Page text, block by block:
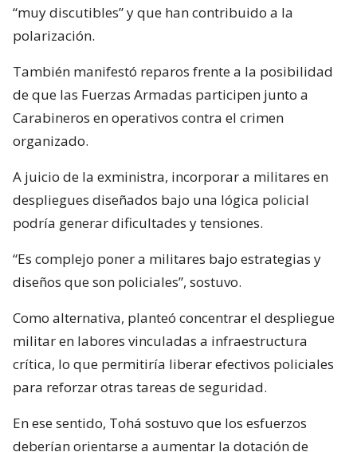
“muy discutibles” y que han contribuido a la
polarización.
También manifestó reparos frente a la posibilidad
de que las Fuerzas Armadas participen junto a
Carabineros en operativos contra el crimen
organizado.
A juicio de la exministra, incorporar a militares en
despliegues diseñados bajo una lógica policial
podría generar dificultades y tensiones.
“Es complejo poner a militares bajo estrategias y
diseños que son policiales”, sostuvo.
Como alternativa, planteó concentrar el despliegue
militar en labores vinculadas a infraestructura
crítica, lo que permitiría liberar efectivos policiales
para reforzar otras tareas de seguridad.
En ese sentido, Tohá sostuvo que los esfuerzos
deberían orientarse a aumentar la dotación de